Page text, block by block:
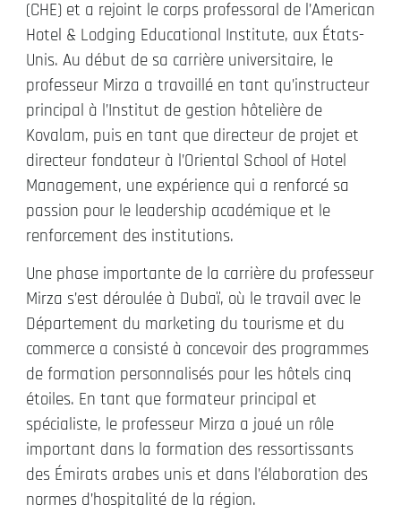
(CHE) et a rejoint le corps professoral de l’American
Hotel & Lodging Educational Institute, aux États-
Unis. Au début de sa carrière universitaire, le
professeur Mirza a travaillé en tant qu’instructeur
principal à l’Institut de gestion hôtelière de
Kovalam, puis en tant que directeur de projet et
directeur fondateur à l’Oriental School of Hotel
Management, une expérience qui a renforcé sa
passion pour le leadership académique et le
renforcement des institutions.
Une phase importante de la carrière du professeur
Mirza s’est déroulée à Dubaï, où le travail avec le
Département du marketing du tourisme et du
commerce a consisté à concevoir des programmes
de formation personnalisés pour les hôtels cinq
étoiles. En tant que formateur principal et
spécialiste, le professeur Mirza a joué un rôle
important dans la formation des ressortissants
des Émirats arabes unis et dans l’élaboration des
normes d’hospitalité de la région.